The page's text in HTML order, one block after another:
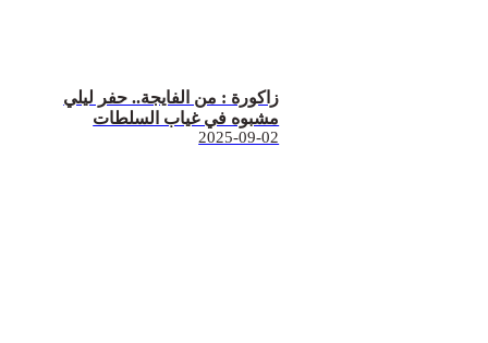
زاكورة : من الفايجة.. حفر ليلي
مشبوه في غياب السلطات
2025-09-02